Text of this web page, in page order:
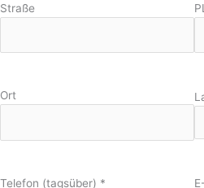
Straße
Ort
Telefon (tagsüber) *